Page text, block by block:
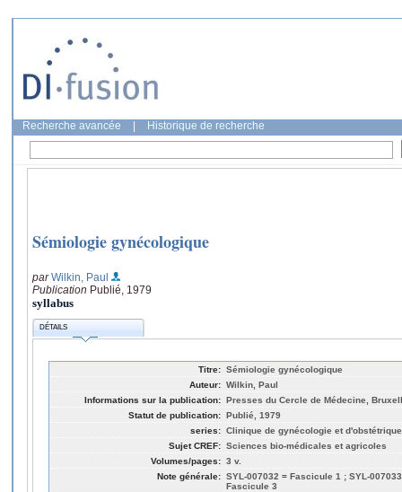
Recherche avancée Historique de recherche
Sémiologie gynécologique
parWilkin, Paul
Publication Publié, 1979
syllabus
DÉTAILS
Titre: Sémiologie gynécologique
Auteur: Wilkin, Paul
Informations sur la publication: Presses du Cercle de Médecine,
Statut de publication: Publié, 1979
series: Clinique de gynécologie et
Sujet CREF: Sciences bio-médicales et agricoles
Volumes/pages: 3 v.
Note générale: SYL-007032 = Fascicule 1 ; SYL-
Fascicule 3